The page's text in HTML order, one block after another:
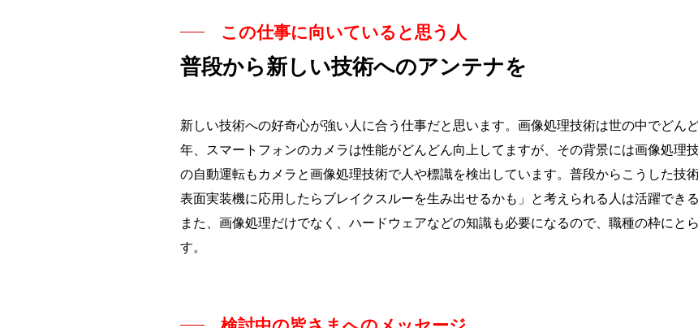
この仕事に向いていると思う人
普段から新しい技術へのアンテナを
新しい技術への好奇心が強い人に合う仕事だと思います。画像処理技術は世の中でどん
年、スマートフォンのカメラは性能がどんどん向上してますが、その背景には画像処理
の自動運転もカメラと画像処理技術で人や標識を検出しています。普段からこうした技
表面実装機に応用したらブレイクスルーを生み出せるかも」と考えられる人は活躍できる
また、画像処理だけでなく、ハードウェアなどの知識も必要になるので、職種の枠にと
す。